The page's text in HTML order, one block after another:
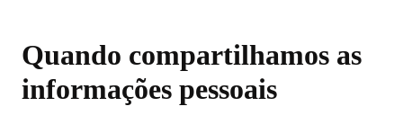
Quando compartilhamos as
informações pessoais